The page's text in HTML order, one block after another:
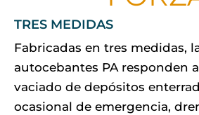
TRES MEDIDAS
Fabricadas en tres medidas,
autocebantes PA responden
vaciado de depósitos
ocasional de emergencia,